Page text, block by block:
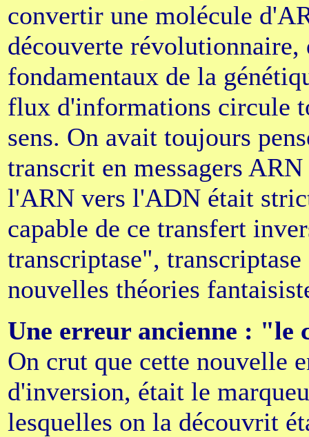
convertir une molécule
découverte révolutionnaire,
fondamentaux de la
flux d'informations circule
sens. On avait toujours
transcrit en messagers
l'ARN vers l'ADN était
capable de ce transfert
transcriptase",
nouvelles théories
Une erreur ancienne : "le
On crut que cette nouvelle
d'inversion, était le
lesquelles on la découvrit